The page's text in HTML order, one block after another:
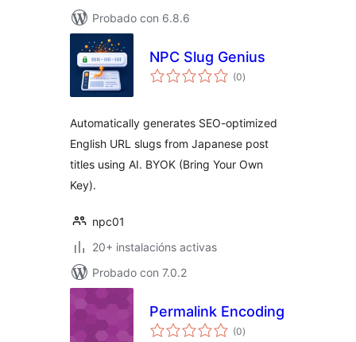
Probado con 6.8.6
NPC Slug Genius
(0valoracións
totais
)
Automatically generates SEO-optimized
English URL slugs from Japanese post
titles using AI. BYOK (Bring Your Own
Key).
npc01
20+ instalacións activas
Probado con 7.0.2
Permalink Encoding
(0valoracións
totais
)